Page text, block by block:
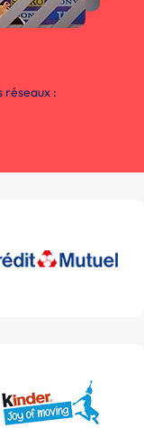
réseaux :